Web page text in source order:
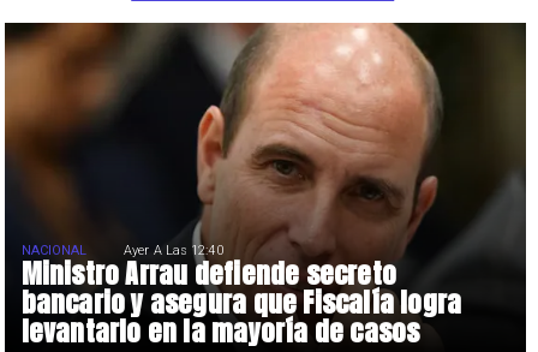
Ministro Arrau defiende secreto
bancario y asegura que Fiscalía logra
levantarlo en la mayoría de casos
NACIONAL Ayer A Las 12:40